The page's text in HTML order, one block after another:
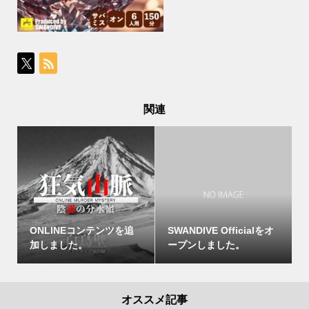
関連
ONLINEコンテンツを追
加しました。
SWANDIVE Officialをオ
ープンしました。
オススメ記事